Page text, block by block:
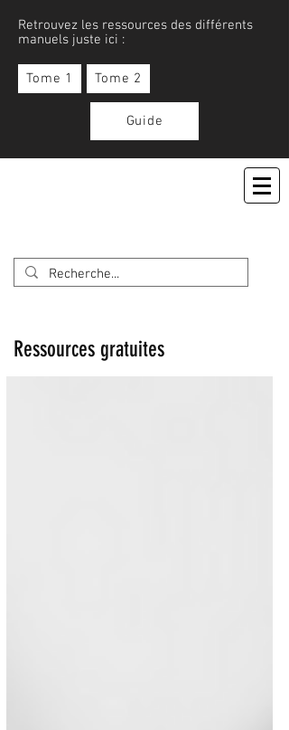
Retrouvez les ressources des différents
manuels juste ici :
Tome 1 Tome 2
Guide
Ressources gratuites